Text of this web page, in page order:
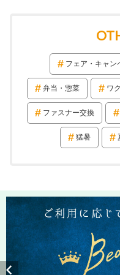
フェア・キャン
弁当・惣菜 ワ
ファスナー交換
猛暑